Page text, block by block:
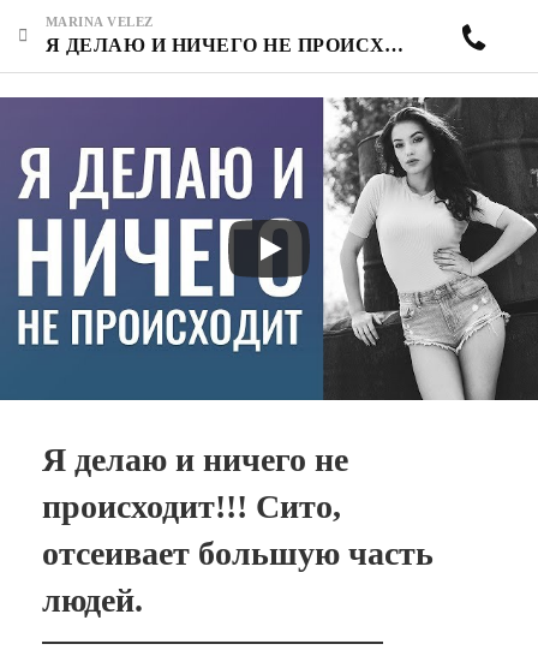
MARINA VELEZ
Я ДЕЛАЮ И НИЧЕГО НЕ ПРОИСХОДИТ!!! СИТО, ОТСЕИВАЕТ БОЛЬШУЮ ЧАСТЬ ЛЮДЕЙ.
Я делаю и ничего не
происходит!!! Сито,
отсеивает большую часть
людей.